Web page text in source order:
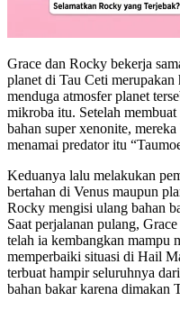
Grace dan Rocky bekerja
planet di Tau Ceti
menduga atmosfer planet
mikroba itu. Setelah
bahan super xenonite,
menamai predator itu
Keduanya lalu melakukan
bertahan di Venus maupun
Rocky mengisi ulang bahan
Saat perjalanan pulang,
telah ia kembangkan mampu
memperbaiki situasi di Hail
terbuat hampir seluruhnya
bahan bakar karena dimakan